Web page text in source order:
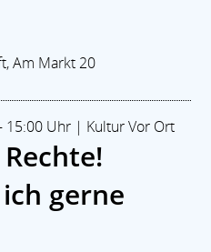
Am Markt 20
15:00 Uhr | Kultur Vor Ort
gerne